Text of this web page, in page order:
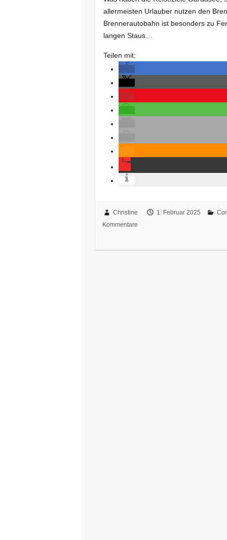
allermeisten Urlauber nutzen den
Brennerautobahn ist besonders zu
langen Staus…
Teilen mit:
Christine 1. Februar 2025
Kommentare